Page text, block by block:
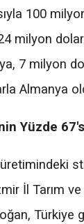
100
milyon
7 milyon
Almanya
Yüzde
İl Tarım
Türkiye